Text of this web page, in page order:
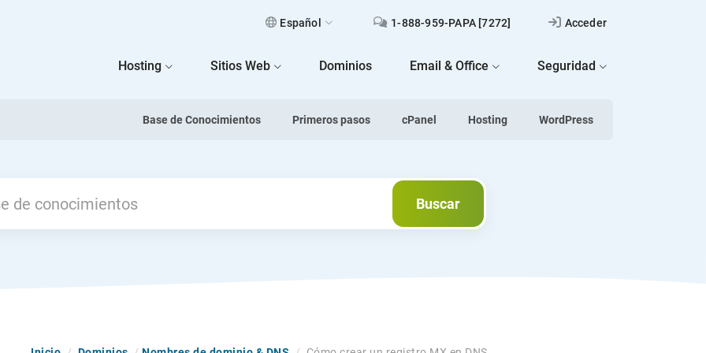
Español 1-888-959-PAPA [7272] Acceder
Hosting Sitios Web Dominios Email & Office Seguridad
Base de Conocimientos Primeros pasos cPanel Hosting WordPress
Buscar
Buscar